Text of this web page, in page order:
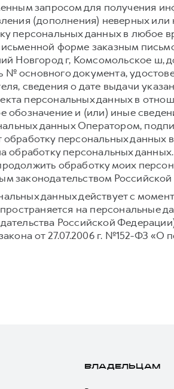
запросом для получения
(дополнения) неверных
персональных данных в любое
форме заказным
Новгород г, Комсомольское
основного документа,
сведения о дате выдачи
персональных данных в
обозначение и (или) иные
данных Оператором,
персональных
обработку персональных
обработку моих
законодательством
данных действует с
на персональные
Российской
от 27.07.2006 г. №152-ФЗ «О
ВЛАДЕЛЬЦАМ